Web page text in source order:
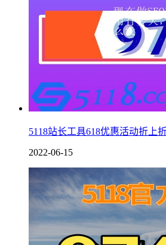
5118站长工具618优惠活动折上
2022-06-15